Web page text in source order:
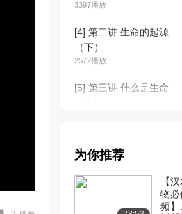
3397播放
[4] 第二讲 生命的起源
（下）
2572播放
[5] 第三讲 什么是生命
（下）
[7] 第四讲 基础生物学概
为你推荐
【
物必
频】...